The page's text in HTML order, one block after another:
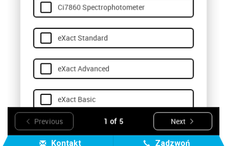
Kontakt Zadzwoń